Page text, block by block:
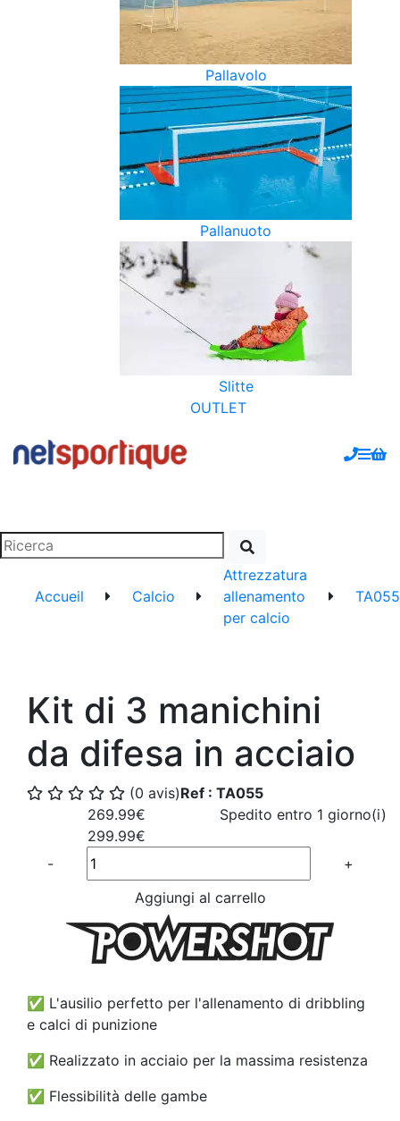
Pallavolo
Pallanuoto
Slitte
OUTLET
Accueil Calcio
Attrezzatura
allenamento
per calcio
TA055
Kit di 3 manichini
da difesa in acciaio
(0 avis)Ref : TA055
269.99€
299.99€
Spedito entro 1 giorno(i)
Quantité
-
+
Aggiungi al carrello
✅ L'ausilio perfetto per l'allenamento di dribbling
e calci di punizione
✅ Realizzato in acciaio per la massima resistenza
✅ Flessibilità delle gambe